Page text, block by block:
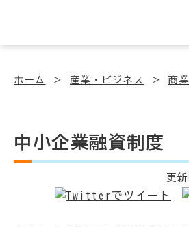
ホーム 産業・ビジネス 商業
中小企業融資制度
更新